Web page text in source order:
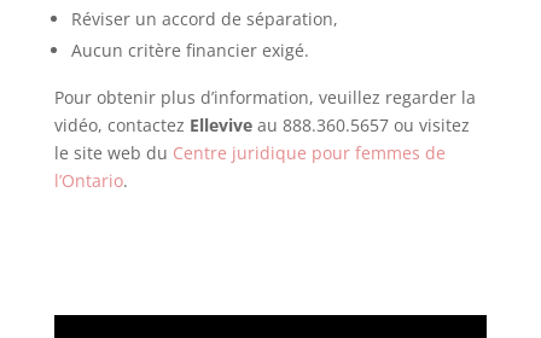
Réviser un accord de séparation,
Aucun critère financier exigé.
Pour obtenir plus d’information, veuillez regarder la
vidéo, contactez Ellevive au 888.360.5657 ou visitez
le site web du Centre juridique pour femmes de
l’Ontario.